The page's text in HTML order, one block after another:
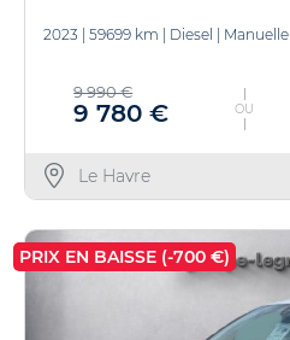
2023 59699 km Diesel Manuelle
9 990 €
9 780 € OU
Le Havre
PRIX EN BAISSE (-700 €)